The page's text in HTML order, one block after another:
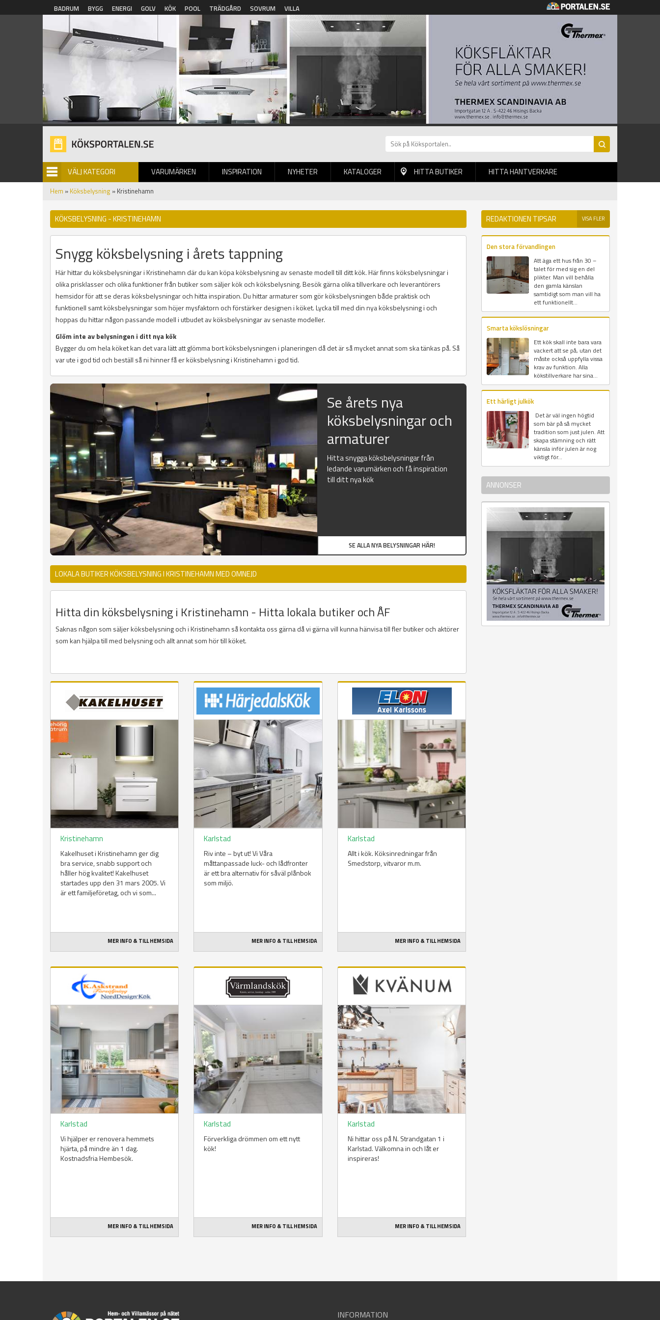
Hoppa till huvudinnehåll
BADRUM BYGG ENERGI GOLV KÖK POOL TRÄDGÅRD SOVRUM VILLA
VÄLJ KATEGORI VARUMÄRKEN INSPIRATION NYHETER
BILDGALLERI KATALOGER HITTA BUTIKER HITTA HANTVERKARE
Hem » Köksbelysning » Kristinehamn
KÖKSBELYSNING - KRISTINEHAMN
Snygg köksbelysning i årets tappning
Här hittar du köksbelysningar i Kristinehamn där du kan köpa köksbelysning av senaste modell till ditt kök. Här finns köksbelysningar i
olika prisklasser och olika funktioner från butiker som säljer kök och köksbelysning. Besök gärna olika tillverkare och leverantörers
hemsidor för att se deras köksbelysningar och hitta inspiration. Du hittar armaturer som gör köksbelysningen både praktisk och
funktionell samt köksbelysningar som höjer mysfaktorn och förstärker designen i köket. Lycka till med din nya köksbelysning i och
hoppas du hittar någon passande modell i utbudet av köksbelysningar av senaste modeller.
Glöm inte av belysningen i ditt nya kök
Bygger du om hela köket kan det vara lätt att glömma bort köksbelysningen i planeringen då det är så mycket annat som ska tänkas på. Så
var ute i god tid och beställ så ni hinner få er köksbelysning i Kristinehamn i god tid.
Se årets nya
köksbelysningar och
armaturer
Hitta snygga köksbelysningar från
ledande varumärken och få inspiration
till ditt nya kök
SE ALLA NYA BELYSNINGAR HÄR!
LOKALA BUTIKER KÖKSBELYSNING I KRISTINEHAMN MED OMNEJD
Hitta din köksbelysning i Kristinehamn - Hitta lokala butiker och ÅF
Saknas någon som säljer köksbelysning och i Kristinehamn så kontakta oss gärna då vi gärna vill kunna hänvisa till fler butiker och aktörer
som kan hjälpa till med belysning och allt annat som hör till köket.
Kristinehamn
Kakelhuset i Kristinehamn ger dig
bra service, snabb support och
håller hög kvalitet! Kakelhuset
startades upp den 31 mars 2005. Vi
är ett familjeföretag, och vi som...
MER INFO & TILL HEMSIDA
Karlstad
Riv inte – byt ut! Vi Våra
måttanpassade luck- och lådfronter
är ett bra alternativ för såväl plånbok
som miljö.
MER INFO & TILL HEMSIDA
Karlstad
Allt i kök. Köksinredningar från
Smedstorp, vitvaror m.m.
MER INFO & TILL HEMSIDA
Karlstad
Vi hjälper er renovera hemmets
hjärta, på mindre än 1 dag.
Kostnadsfria Hembesök.
MER INFO & TILL HEMSIDA
Karlstad
Förverkliga drömmen om ett nytt
kök!
MER INFO & TILL HEMSIDA
Karlstad
Ni hittar oss på N. Strandgatan 1 i
Karlstad. Välkomna in och låt er
inspireras!
MER INFO & TILL HEMSIDA
REDAKTIONEN TIPSAR VISA FLER
Den stora förvandlingen
Att äga ett hus från 30 –
talet för med sig en del
plikter. Man vill behålla
den gamla känslan
samtidigt som man vill ha
ett funktionellt...
Smarta kökslösningar
Ett kök skall inte bara vara
vackert att se på, utan det
måste också uppfylla vissa
krav av funktion. Alla
kökstillverkare har sina...
Ett härligt julkök
Det är väl ingen högtid
som bär på så mycket
tradition som just julen. Att
skapa stämning och rätt
känsla inför julen är nog
viktigt för...
ANNONSER
INFORMATION